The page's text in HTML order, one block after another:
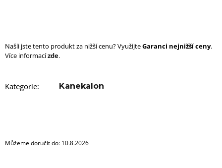
Našli jste tento produkt za nižší cenu? VyužijteGaranci nejnižší ceny.
Více informacízde.
Kategorie: Kanekalon
Můžeme doručit do: 10.8.2026
u
č
e
KANEKALON